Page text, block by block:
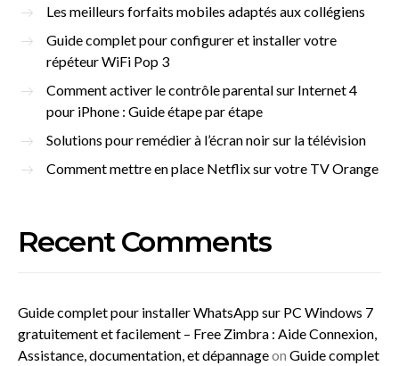
Les meilleurs forfaits mobiles adaptés aux collégiens
Guide complet pour configurer et installer votre
répéteur WiFi Pop 3
Comment activer le contrôle parental sur Internet 4
pour iPhone : Guide étape par étape
Solutions pour remédier à l’écran noir sur la télévision
Comment mettre en place Netflix sur votre TV Orange
Recent Comments
Guide complet pour installer WhatsApp sur PC Windows 7
gratuitement et facilement – Free Zimbra : Aide Connexion,
Assistance, documentation, et dépannageon Guide complet